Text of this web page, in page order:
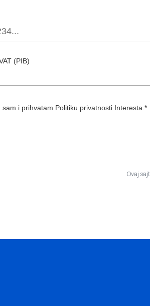
(PIB)
sam i prihvatam Politiku privatnosti Interesta.*
Ovaj